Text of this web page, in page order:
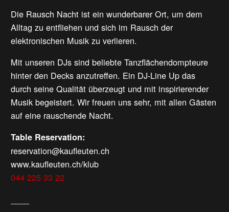
Die Rausch Nacht ist ein wunderbarer Ort, um dem
Alltag zu entfliehen und sich im Rausch der
elektronischen Musik zu verlieren.
Mit unseren DJs sind beliebte Tanzflächendompteure
hinter den Decks anzutreffen. Ein DJ-Line Up das
durch seine Qualität überzeugt und mit inspirierender
Musik begeistert. Wir freuen uns sehr, mit allen Gästen
auf eine rauschende Nacht.
Table Reservation:
reservation@kaufleuten.ch
www.kaufleuten.ch/klub
044 225 33 22